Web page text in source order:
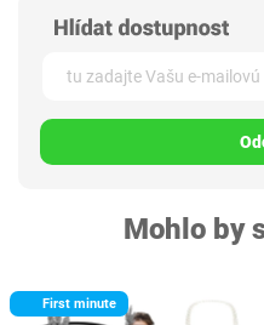
Mohlo by
First minute